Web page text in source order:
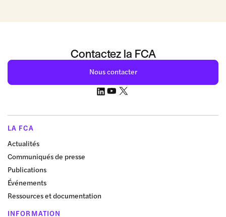
Contactez la FCA
Nous contacter
LA FCA
Actualités
Communiqués de presse
Publications
Événements
Ressources et documentation
INFORMATION